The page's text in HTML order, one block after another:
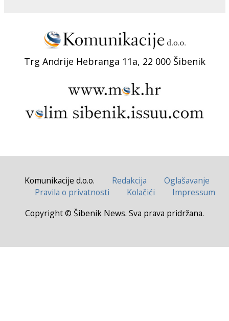
Trg Andrije Hebranga 11a, 22 000 Šibenik
Komunikacije d.o.o. Redakcija
Oglašavanje
Pravila o privatnosti
Kolačići
Impressum
Copyright © Šibenik News. Sva prava pridržana.